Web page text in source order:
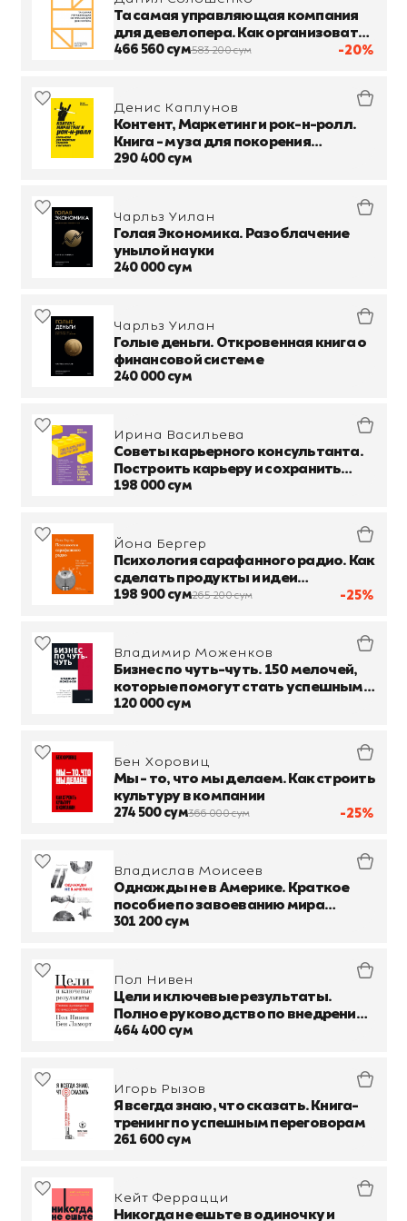
-20%
Та самая управляющая компания
для девелопера. Как организовать
работу сервисной компании
466 560 сум583 200 сум
Денис Каплунов
Контент, Маркетинг и рок-н-ролл.
Книга - муза для покорения
клиентов в интернете
290 400 сум
Чарльз Уилан
Голая Экономика. Разоблачение
унылой науки
240 000 сум
Чарльз Уилан
Голые деньги. Откровенная книга о
финансовой системе
240 000 сум
Ирина Васильева
Советы карьерного консультанта.
Построить карьеру и сохранить
стабильность в любой ситуации
198 000 сум
-25%
Йона Бергер
Психология сарафанного радио. Как
сделать продукты и идеи
популярными
198 900 сум265 200 сум
Владимир Моженков
Бизнес по чуть-чуть. 150 мелочей,
которые помогут стать успешным
руководителем
120 000 сум
-25%
Бен Хоровиц
Мы - то, что мы делаем. Как строить
культуру в компании
274 500 сум366 000 сум
Владислав Моисеев
Однажды не в Америке. Краткое
пособие по завоеванию мира
подручными средствами
301 200 сум
Пол Нивен
Цели и ключевые результаты.
Полное руководство по внедрению
OKR
464 400 сум
Игорь Рызов
Я всегда знаю, что сказать. Книга-
тренинг по успешным переговорам
261 600 сум
Кейт Феррацци
Никогда не ешьте в одиночку и